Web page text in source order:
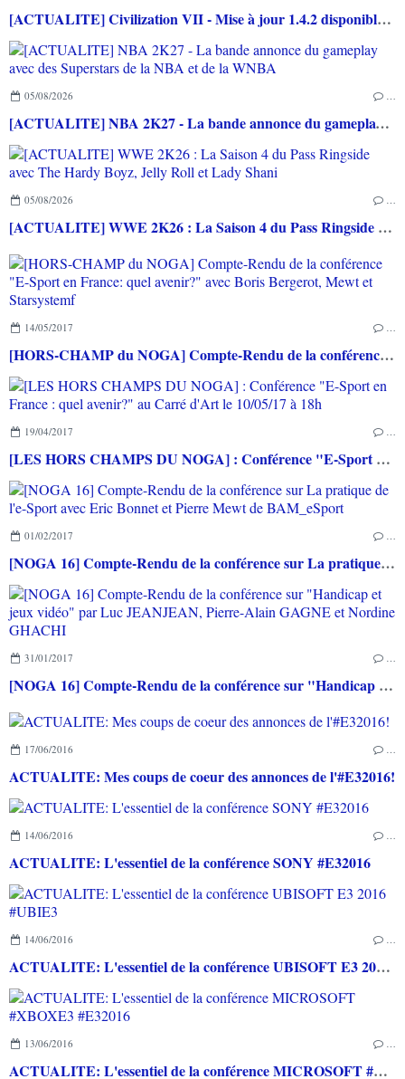
[ACTUALITE] Civilization VII - Mise à jour 1.4.2 disponible depuis quelques jours
05/08/2026 …
[ACTUALITE] NBA 2K27 - La bande annonce du gameplay avec des Superstars de la NBA et de la WNBA
05/08/2026 …
[ACTUALITE] WWE 2K26 : La Saison 4 du Pass Ringside avec The Hardy Boyz, Jelly Roll et Lady Shani
14/05/2017 …
[HORS-CHAMP du NOGA] Compte-Rendu de la conférence "E-Sport en France: quel avenir?" avec Boris Bergerot, Mewt et Starsystemf
19/04/2017 …
[LES HORS CHAMPS DU NOGA] : Conférence "E-Sport en France : quel avenir?" au Carré d'Art le 10/05/17 à 18h
01/02/2017 …
[NOGA 16] Compte-Rendu de la conférence sur La pratique de l'e-Sport avec Eric Bonnet et Pierre Mewt de BAM_eSport
31/01/2017 …
[NOGA 16] Compte-Rendu de la conférence sur "Handicap et jeux vidéo" par Luc JEANJEAN, Pierre-Alain GAGNE et Nordine GHACHI
17/06/2016 …
ACTUALITE: Mes coups de coeur des annonces de l'#E32016!
14/06/2016 …
ACTUALITE: L'essentiel de la conférence SONY #E32016
14/06/2016 …
ACTUALITE: L'essentiel de la conférence UBISOFT E3 2016 #UBIE3
13/06/2016 …
ACTUALITE: L'essentiel de la conférence MICROSOFT #XBOXE3 #E32016